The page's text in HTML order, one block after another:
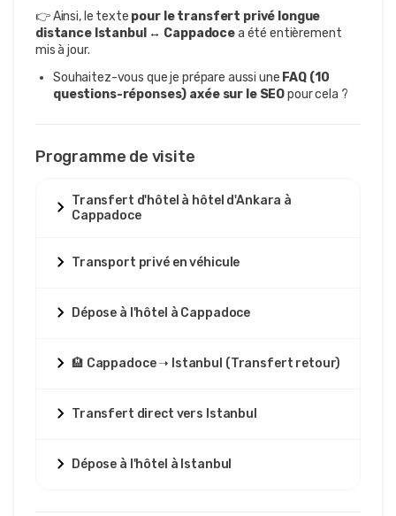
👉 Ainsi, le texte pour le transfert privé longue
distance Istanbul ↔ Cappadocea été entièrement
mis à jour.
Souhaitez-vous que je prépare aussi une FAQ (10
questions-réponses) axée sur le SEOpour cela ?
Programme de visite
Transfert d'hôtel à hôtel d'Ankara à
Cappadoce
Transport privé en véhicule
Dépose à l'hôtel à Cappadoce
🏨 Cappadoce ➝ Istanbul (Transfert retour)
Transfert direct vers Istanbul
Dépose à l'hôtel à Istanbul